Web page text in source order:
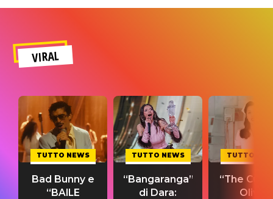
VIRAL
TUTTO NEWS
Bad Bunny e
“BAILE
TUTTO NEWS
“Bangaranga”
di Dara:
TUTTO
“The
Olivia